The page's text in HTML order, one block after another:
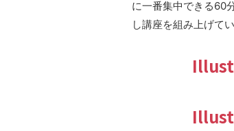
に一番集中できる60
し講座を組み上げてい